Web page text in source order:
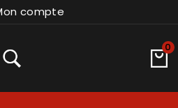
compte
0